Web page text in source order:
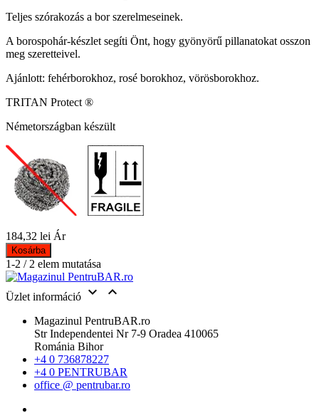
Teljes szórakozás a bor szerelmeseinek.
A borospohár-készlet segíti Önt, hogy gyönyörű pillanatokat osszon
meg szeretteivel.
Ajánlott: fehérborokhoz, rosé borokhoz, vörösborokhoz.
TRITAN Protect ®
Németországban készült
184,32 lei Ár
Kosárba
1-2 / 2 elem mutatása
Üzlet információ  
Magazinul PentruBAR.ro
Str Independentei Nr 7-9 Oradea 410065
Románia Bihor
+4 0 736878227
+4 0 PENTRUBAR
office @ pentrubar.ro